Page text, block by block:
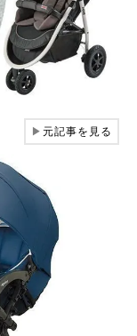
▶元記事を見る